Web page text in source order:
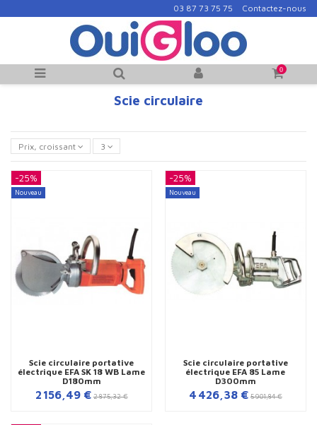
03 87 73 75 75 Contactez-nous
0
Scie circulaire
Prix, croissant 3
-25%
Nouveau
Scie circulaire portative
électrique EFA SK 18 WB Lame
D180mm
2 156,49 € 2 875,32 €
-25%
Nouveau
Scie circulaire portative
électrique EFA 85 Lame
D300mm
4 426,38 € 5 901,84 €